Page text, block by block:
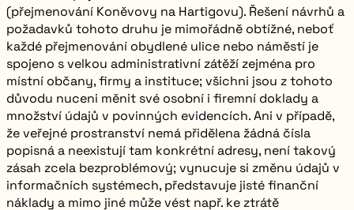
(přejmenování Koněvovy na Hartigovu). Řešení návrhů a
požadavků tohoto druhu je mimořádně obtížné, neboť
každé přejmenování obydlené ulice nebo náměstí je
spojeno s velkou administrativní zátěží zejména pro
místní občany, firmy a instituce; všichni jsou z tohoto
důvodu nuceni měnit své osobní i firemní doklady a
množství údajů v povinných evidencích. Ani v případě,
že veřejné prostranství nemá přidělena žádná čísla
popisná a neexistují tam konkrétní adresy, není takový
zásah zcela bezproblémový; vynucuje si změnu údajů v
informačních systémech, představuje jisté finanční
náklady a mimo jiné může vést např. ke ztrátě